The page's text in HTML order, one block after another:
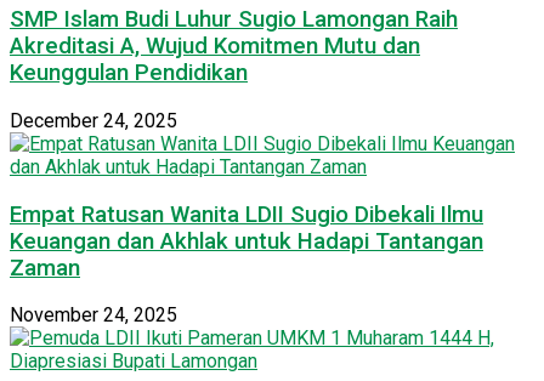
SMP Islam Budi Luhur Sugio Lamongan Raih
Akreditasi A, Wujud Komitmen Mutu dan
Keunggulan Pendidikan
December 24, 2025
Empat Ratusan Wanita LDII Sugio Dibekali Ilmu
Keuangan dan Akhlak untuk Hadapi Tantangan
Zaman
November 24, 2025